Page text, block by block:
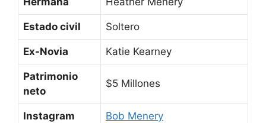
Estado civil Soltero
Ex-Novia Katie Kearney
Patrimonio
neto
$5 Millones
Instagram Bob Menery